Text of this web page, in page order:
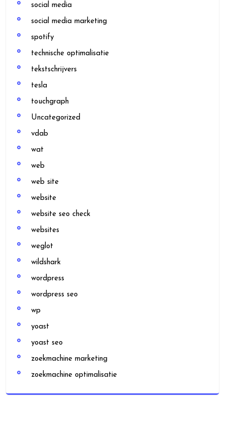
social media
social media marketing
spotify
technische optimalisatie
tekstschrijvers
tesla
touchgraph
Uncategorized
vdab
wat
web
web site
website
website seo check
websites
weglot
wildshark
wordpress
wordpress seo
wp
yoast
yoast seo
zoekmachine marketing
zoekmachine optimalisatie